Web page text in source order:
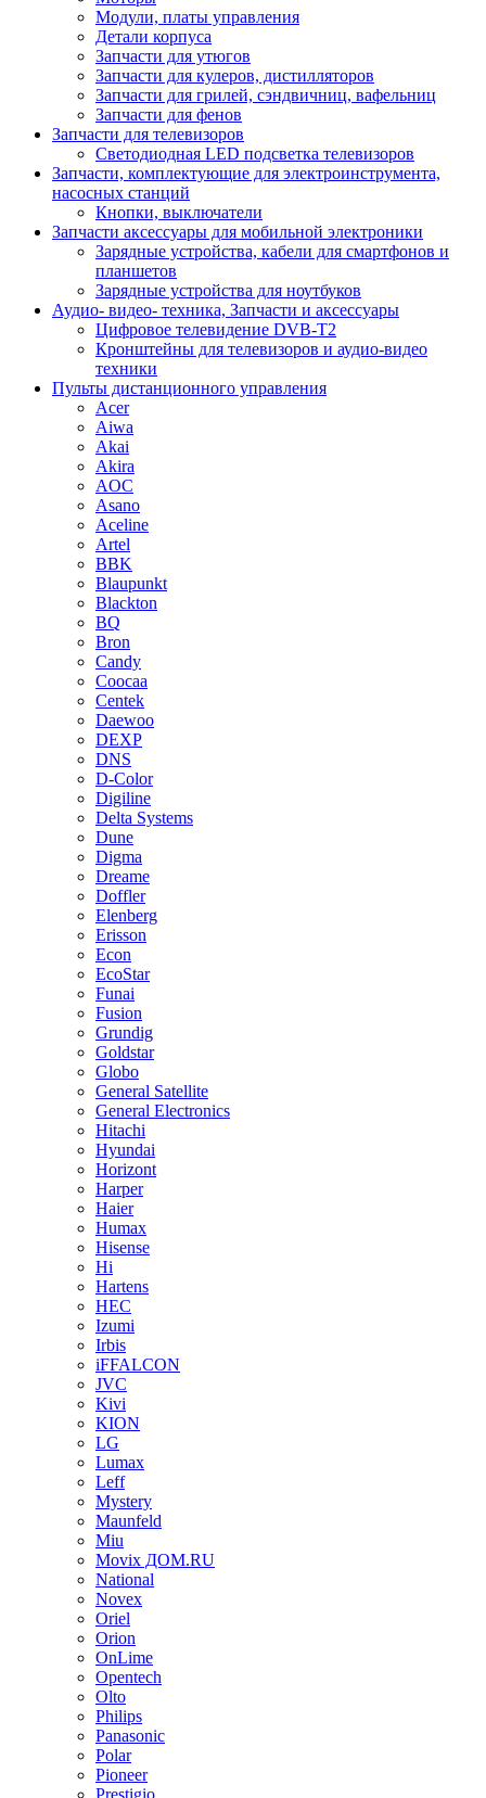
Модули, платы управления
Детали корпуса
Запчасти для утюгов
Запчасти для кулеров, дистилляторов
Запчасти для грилей, сэндвичниц, вафельниц
Запчасти для фенов
Запчасти для телевизоров
Светодиодная LED подсветка телевизоров
Запчасти, комплектующие для электроинструмента,
насосных станций
Кнопки, выключатели
Запчасти аксессуары для мобильной электроники
Зарядные устройства, кабели для смартфонов и
планшетов
Зарядные устройства для ноутбуков
Аудио- видео- техника, Запчасти и аксессуары
Цифровое телевидение DVB-T2
Кронштейны для телевизоров и аудио-видео
техники
Пульты дистанционного управления
Acer
Aiwa
Akai
Akira
AOC
Asano
Aceline
Artel
BBK
Blaupunkt
Blackton
BQ
Bron
Candy
Coocaa
Centek
Daewoo
DEXP
DNS
D-Color
Digiline
Delta Systems
Dune
Digma
Dreame
Doffler
Elenberg
Erisson
Econ
EcoStar
Funai
Fusion
Grundig
Goldstar
Globo
General Satellite
General Electronics
Hitachi
Hyundai
Horizont
Harper
Haier
Humax
Hisense
Hi
Hartens
HEC
Izumi
Irbis
iFFALCON
JVC
Kivi
KION
LG
Lumax
Leff
Mystery
Maunfeld
Miu
Movix ДОМ.RU
National
Novex
Oriel
Orion
OnLime
Opentech
Olto
Philips
Panasonic
Polar
Pioneer
Prestigio